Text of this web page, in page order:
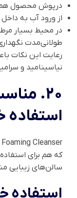
درپوش محصول
از ورود آب به
در محیط بسیار
طولانی‌مدت
رعایت این نکات
نیاسینامید و
20.
استفاده
که هم برای
سالن‌های زیبایی
استفاده